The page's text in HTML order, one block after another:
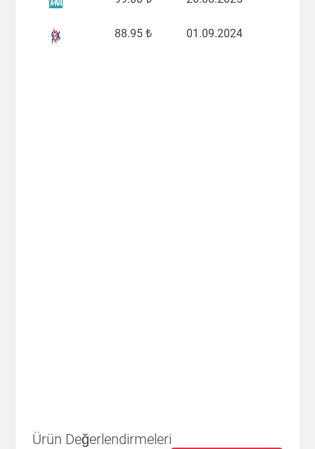
88.95 ₺ 01.09.2024
Ürün Değerlendirmeleri